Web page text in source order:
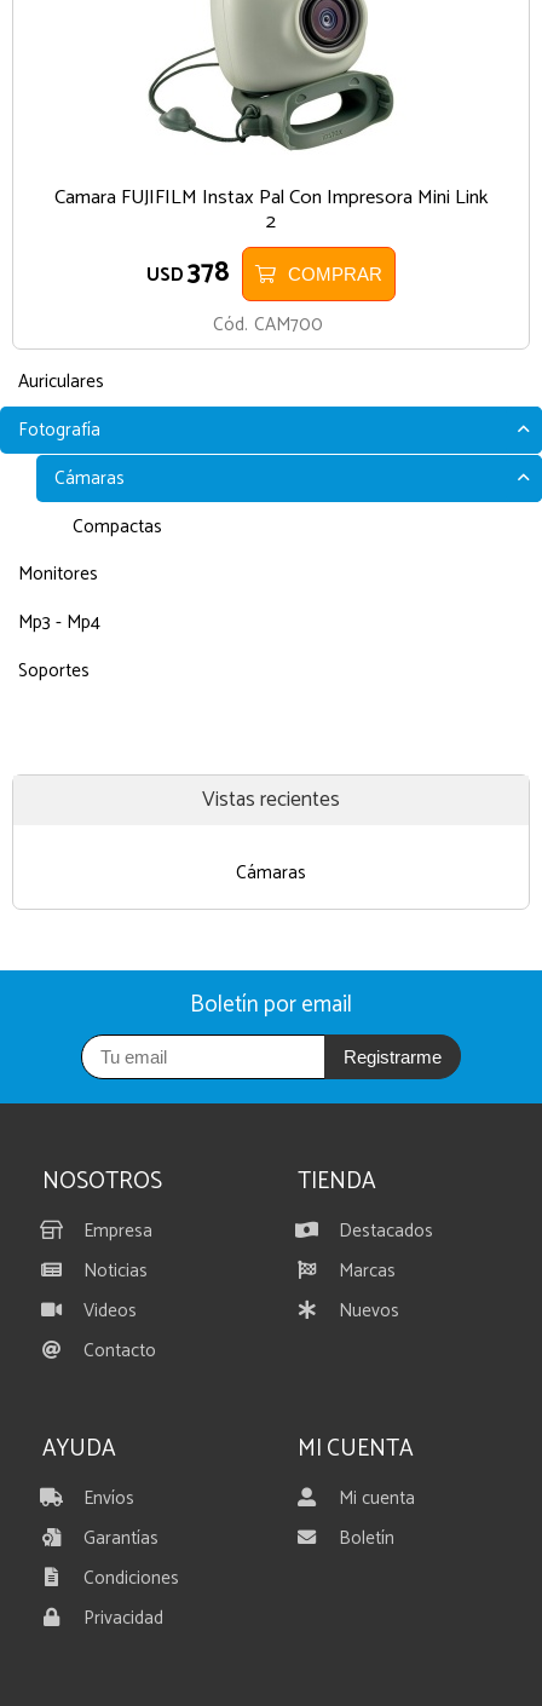
Auriculares
Fotografía
Cámaras
Compactas
Monitores
Mp3 - Mp4
Soportes
Camara FUJIFILM Instax Pal Con Impresora Mini Link
2
USD378 COMPRAR
Cód. CAM700
Vistas recientes
Cámaras
Boletín por email
Registrarme
NOSOTROS
Empresa
Noticias
Videos
Contacto
TIENDA
Destacados
Marcas
Nuevos
AYUDA
Envíos
Garantías
Condiciones
Privacidad
MI CUENTA
Mi cuenta
Boletín